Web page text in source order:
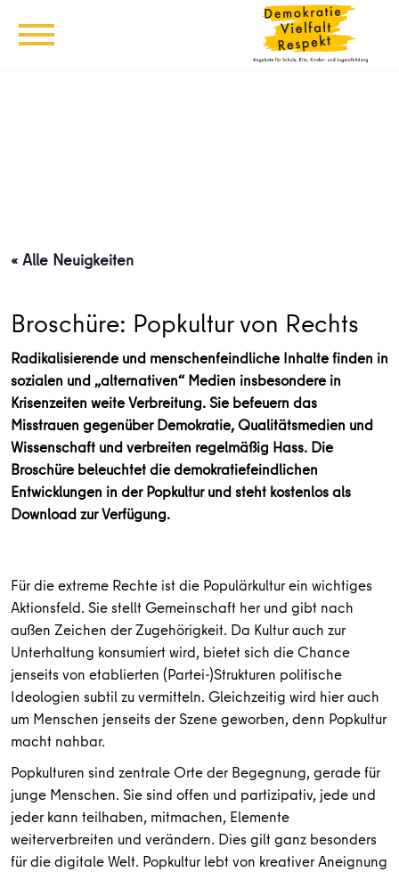
« Alle Neuigkeiten
Broschüre: Popkultur von Rechts
Radikalisierende und menschenfeindliche Inhalte finden in
sozialen und „alternativen“ Medien insbesondere in
Krisenzeiten weite Verbreitung. Sie befeuern das
Misstrauen gegenüber Demokratie, Qualitätsmedien und
Wissenschaft und verbreiten regelmäßig Hass. Die
Broschüre beleuchtet die demokratiefeindlichen
Entwicklungen in der Popkultur und steht kostenlos als
Download zur Verfügung.
Für die extreme Rechte ist die Populärkultur ein wichtiges
Aktionsfeld. Sie stellt Gemeinschaft her und gibt nach
außen Zeichen der Zugehörigkeit. Da Kultur auch zur
Unterhaltung konsumiert wird, bietet sich die Chance
jenseits von etablierten (Partei-)Strukturen politische
Ideologien subtil zu vermitteln. Gleichzeitig wird hier auch
um Menschen jenseits der Szene geworben, denn Popkultur
macht nahbar.
Popkulturen sind zentrale Orte der Begegnung, gerade für
junge Menschen. Sie sind offen und partizipativ, jede und
jeder kann teilhaben, mitmachen, Elemente
weiterverbreiten und verändern. Dies gilt ganz besonders
für die digitale Welt. Popkultur lebt von kreativer Aneignung